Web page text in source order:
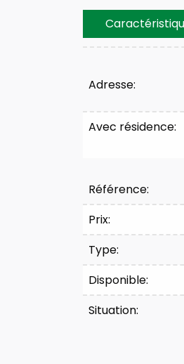
Adresse:
Avec résidence:
Référence:
Prix:
Type:
Disponible:
Situation: